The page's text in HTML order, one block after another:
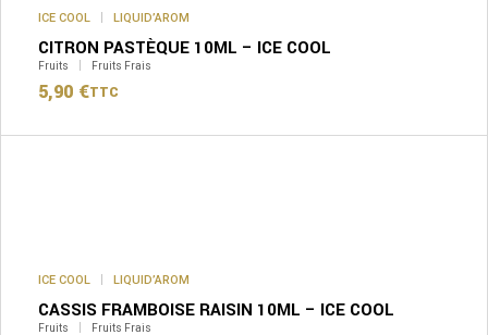
ICE COOL LIQUID’AROM
CITRON PASTÈQUE 10ML – ICE COOL
Fruits Fruits Frais
5,90 €TTC
peuvent
choisies
page
produit
ICE COOL LIQUID’AROM
CASSIS FRAMBOISE RAISIN 10ML – ICE COOL
Fruits Fruits Frais
peuvent
choisies